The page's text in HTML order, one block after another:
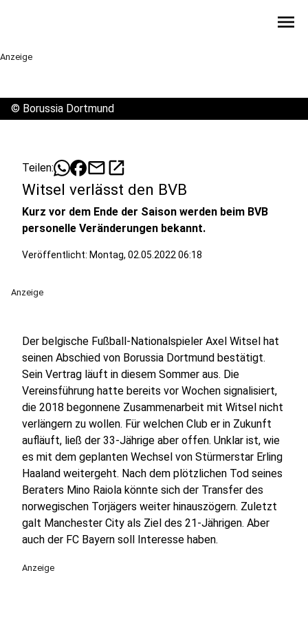
menu
Anzeige
© Borussia Dortmund
Teilen: mailopen_in_new
Witsel verlässt den BVB
Kurz vor dem Ende der Saison werden beim BVB
personelle Veränderungen bekannt.
Veröffentlicht: Montag, 02.05.2022 06:18
Anzeige
Der belgische Fußball-Nationalspieler Axel Witsel hat
seinen Abschied von Borussia Dortmund bestätigt.
Sein Vertrag läuft in diesem Sommer aus. Die
Vereinsführung hatte bereits vor Wochen signalisiert,
die 2018 begonnene Zusammenarbeit mit Witsel nicht
verlängern zu wollen. Für welchen Club er in Zukunft
aufläuft, ließ der 33-Jährige aber offen. Unklar ist, wie
es mit dem geplanten Wechsel von Stürmerstar Erling
Haaland weitergeht. Nach dem plötzlichen Tod seines
Beraters Mino Raiola könnte sich der Transfer des
norwegischen Torjägers weiter hinauszögern. Zuletzt
galt Manchester City als Ziel des 21-Jährigen. Aber
auch der FC Bayern soll Interesse haben.
Anzeige